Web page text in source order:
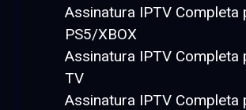
Assinatura IPTV Completa
PS5/XBOX
Assinatura IPTV Completa
TV
Assinatura IPTV Completa